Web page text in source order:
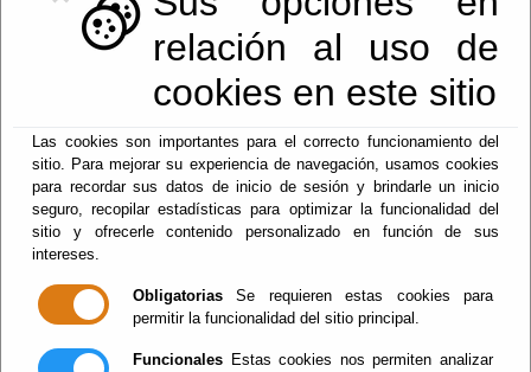
relación al uso de
cookies en este sitio
Las cookies son importantes para el correcto funcionamiento del
sitio. Para mejorar su experiencia de navegación, usamos cookies
para recordar sus datos de inicio de sesión y brindarle un inicio
seguro, recopilar estadísticas para optimizar la funcionalidad del
sitio y ofrecerle contenido personalizado en función de sus
intereses.
Obligatorias Se requieren estas cookies para
permitir la funcionalidad del sitio principal.
Funcionales Estas cookies nos permiten analizar
Menú Diputación
Buscar
ACTA SESIÓN ORDINARIA DEL PLENO DE LA EXCMA.
DIPUTACIÓN PROVINCIAL DE ALMERÍA, CELEBRADA
Diputación Provincial de Almería - Presidencia, Hacienda,
Turismo y Empleo - Secretaría
Pleno - Borrador de Sesión - Ordinaria